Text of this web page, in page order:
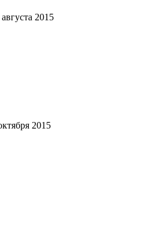
августа 2015
2015